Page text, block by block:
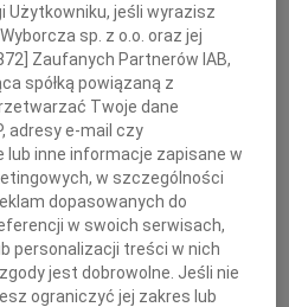
i Jej Najbliższym
najgłębszego współczucia i wsparcia
bardzo trudnych chwilach po śmierci
Andrzeja
składają
Użytkowniku, jeśli wyrazisz
sp. z o.o. oraz jej
] Zaufanych Partnerów IAB,
spółką powiązaną z
Twoje dane
adresy e-mail czy
inne informacje zapisane w
w szczególności
dopasowanych do
w swoich serwisach,
personalizacji treści w nich
jest dobrowolne. Jeśli nie
ograniczyć jej zakres lub